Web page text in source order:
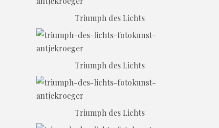
Triumph des Lichts
Triumph des Lichts
Triumph des Lichts